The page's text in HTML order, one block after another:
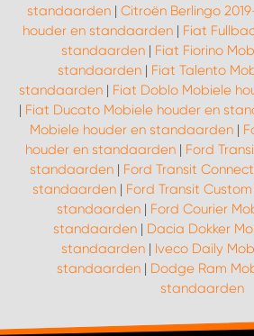
standaarden| Citroën Berlingo
houder en standaarden| Fiat
standaarden| Fiat Fiorino
standaarden | Fiat Talento
standaarden| Fiat Doblo Mobiele
| Fiat Ducato Mobiele houder en
Mobiele houder en standaarden|
houder en standaarden| Ford
standaarden | Ford Transit
standaarden| Ford Transit
standaarden| Ford Courier
standaarden | Dacia Dokker
standaarden| Iveco Daily
standaarden | Dodge Ram
standaarden